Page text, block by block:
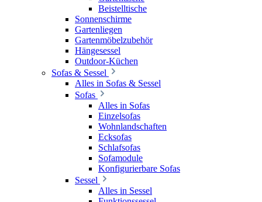
Beistelltische
Sonnenschirme
Gartenliegen
Gartenmöbelzubehör
Hängesessel
Outdoor-Küchen
Sofas & Sessel
Alles in Sofas & Sessel
Sofas
Alles in Sofas
Einzelsofas
Wohnlandschaften
Ecksofas
Schlafsofas
Sofamodule
Konfigurierbare Sofas
Sessel
Alles in Sessel